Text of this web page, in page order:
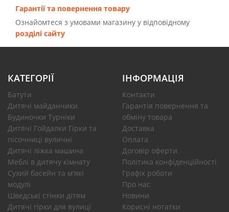
Гарантії та повернення товару
Ознайомтеся з умовами магазину у відповідному
розділі сайту
КАТЕГОРІЇ
Батути
Дитячі майданчики
Будиночки Турніки
Дитячі Гойдалки Гірки та
пісочниці вуличні
Дитячі ліжка машина
Меблі в дитячу кімнату
Сухий басейн та м'які
модулі
Шведські стінки дітям
Дитячі гірки для вулиці
ІНФОРМАЦІЯ
Контакти
Гарантія повернення та
обміну товара
Доставка
Оплата
Договір оферти
Політика конфіденційності
Графік роботи
Про нас
Новини
Корисні нотатки